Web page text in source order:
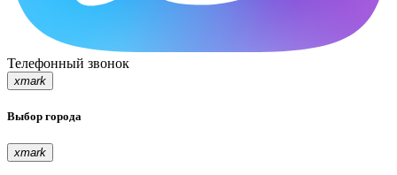
Телефонный звонок
xmark
Выбор города
xmark